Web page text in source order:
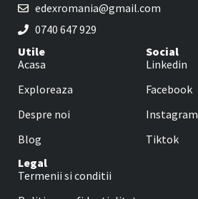
edexromania@gmail.com
0740 647 929
Utile
Acasa
Exploreaza
Despre noi
Blog
Social
Linkedin
Facebook
Instagram
Tiktok
Legal
Termenii si conditii